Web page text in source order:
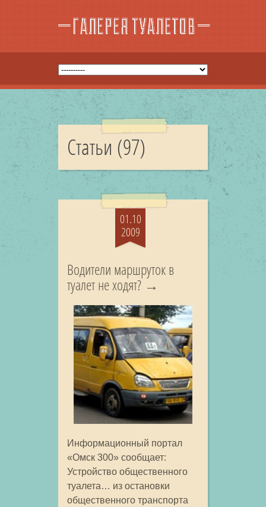
Статьи (97)
01.10
2009
Водители маршруток в
туалет не ходят?
Информационный портал
«Омск 300» сообщает:
Устройство общественного
туалета… из остановки
общественного транспорта